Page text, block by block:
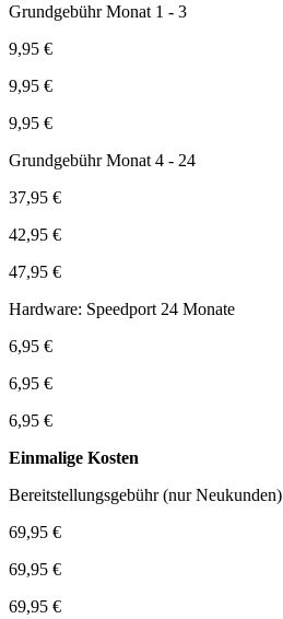
Grundgebühr Monat 1 - 3
9,95 €
9,95 €
9,95 €
Grundgebühr Monat 4 - 24
37,95 €
42,95 €
47,95 €
Hardware: Speedport 24 Monate
6,95 €
6,95 €
6,95 €
Einmalige Kosten
Bereitstellungsgebühr (nur Neukunden)
69,95 €
69,95 €
69,95 €